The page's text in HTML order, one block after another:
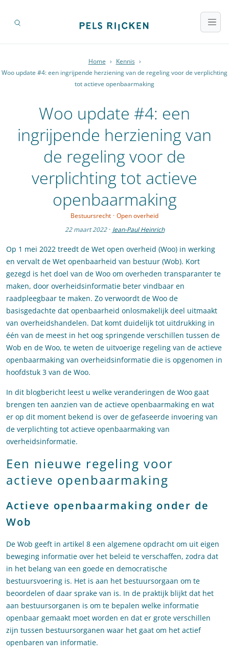
Home › Kennis ›
Woo update #4: een ingrijpende herziening van de regeling voor de verplichting
tot actieve openbaarmaking
Woo update #4: een
ingrijpende herziening van
de regeling voor de
verplichting tot actieve
openbaarmaking
Bestuursrecht · Open overheid
22 maart 2022 · Jean-Paul Heinrich
Op 1 mei 2022 treedt de Wet open overheid (Woo) in werking
en vervalt de Wet openbaarheid van bestuur (Wob). Kort
gezegd is het doel van de Woo om overheden transparanter te
maken, door overheidsinformatie beter vindbaar en
raadpleegbaar te maken. Zo verwoordt de Woo de
basisgedachte dat openbaarheid onlosmakelijk deel uitmaakt
van overheidshandelen. Dat komt duidelijk tot uitdrukking in
één van de meest in het oog springende verschillen tussen de
Wob en de Woo, te weten de uitvoerige regeling van de actieve
openbaarmaking van overheidsinformatie die is opgenomen in
hoofdstuk 3 van de Woo.
In dit blogbericht leest u welke veranderingen de Woo gaat
brengen ten aanzien van de actieve openbaarmaking en wat
er op dit moment bekend is over de gefaseerde invoering van
de verplichting tot actieve openbaarmaking van
overheidsinformatie.
Een nieuwe regeling voor
actieve openbaarmaking
Actieve openbaarmaking onder de
Wob
De Wob geeft in artikel 8 een algemene opdracht om uit eigen
beweging informatie over het beleid te verschaffen, zodra dat
in het belang van een goede en democratische
bestuursvoering is. Het is aan het bestuursorgaan om te
beoordelen of daar sprake van is. In de praktijk blijkt dat het
aan bestuursorganen is om te bepalen welke informatie
openbaar gemaakt moet worden en dat er grote verschillen
zijn tussen bestuursorganen waar het gaat om het actief
openbaren van informatie.